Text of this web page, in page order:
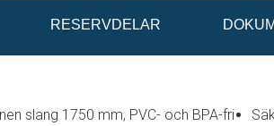
RESERVDELAR
slang 1750 mm, PVC- och BPA-fri